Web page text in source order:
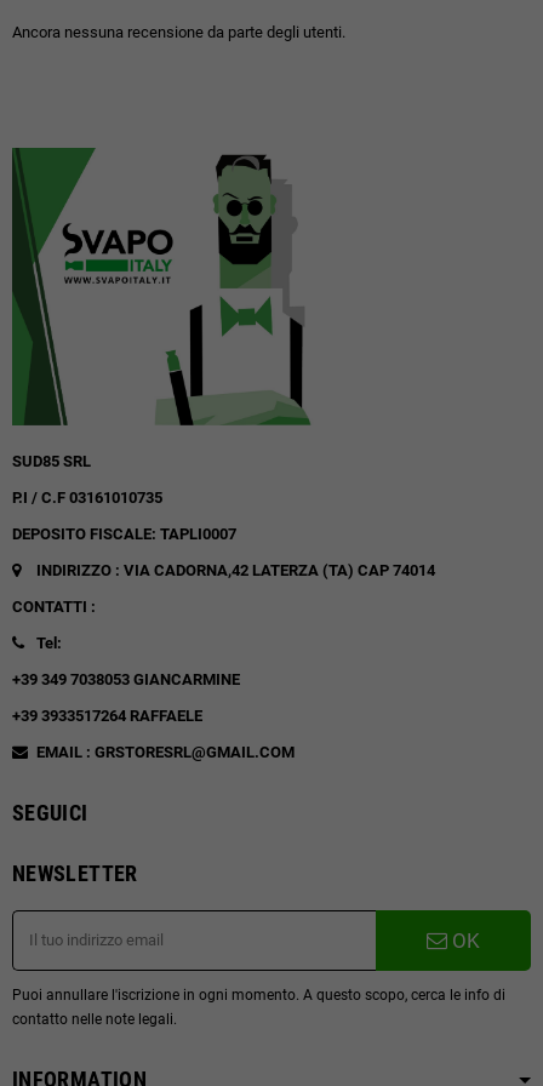
Ancora nessuna recensione da parte degli utenti.
SUD85 SRL
P.I / C.F 03161010735
DEPOSITO FISCALE: TAPLI0007
INDIRIZZO : VIA CADORNA,42 LATERZA (TA) CAP 74014
CONTATTI :
Tel:
+39 349 7038053 GIANCARMINE
+39 3933517264 RAFFAELE
EMAIL : GRSTORESRL@GMAIL.COM
SEGUICI
NEWSLETTER
OK
Puoi annullare l'iscrizione in ogni momento. A questo scopo, cerca le info di
contatto nelle note legali.
INFORMATION